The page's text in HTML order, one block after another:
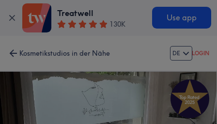
Treatwell
130K
Use app
Kosmetikstudios in der Nähe DE LOGIN